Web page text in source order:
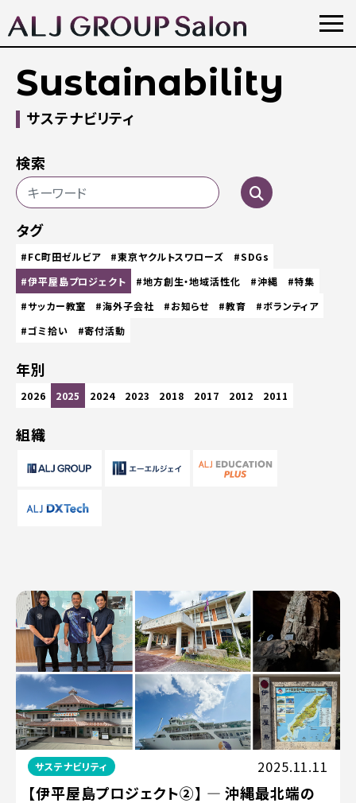
Sustainability
サステナビリティ
検索
タグ
#FC町田ゼルビア #東京ヤクルトスワローズ
#SDGs
#伊平屋島プロジェクト
#地方創生・地域活性化 #沖縄
#特集
#サッカー教室
#海外子会社 #お知らせ #教育
#ボランティア
#ゴミ拾い
#寄付活動
年別
2026 2025 2024 2023 2018 2017 2012 2011
組織
サステナビリティ 2025.11.11
【伊平屋島プロジェクト②】 ― 沖縄最北端の